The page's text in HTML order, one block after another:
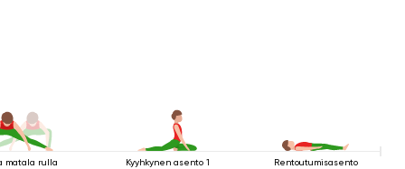
matala rulla
Kyyhkynen asento 1 Rentoutumisasento